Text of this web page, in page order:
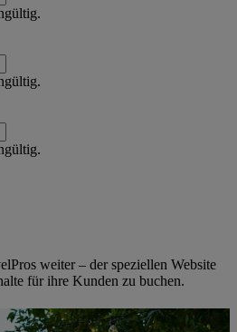
weiter – der speziellen Website
für ihre Kunden zu buchen.